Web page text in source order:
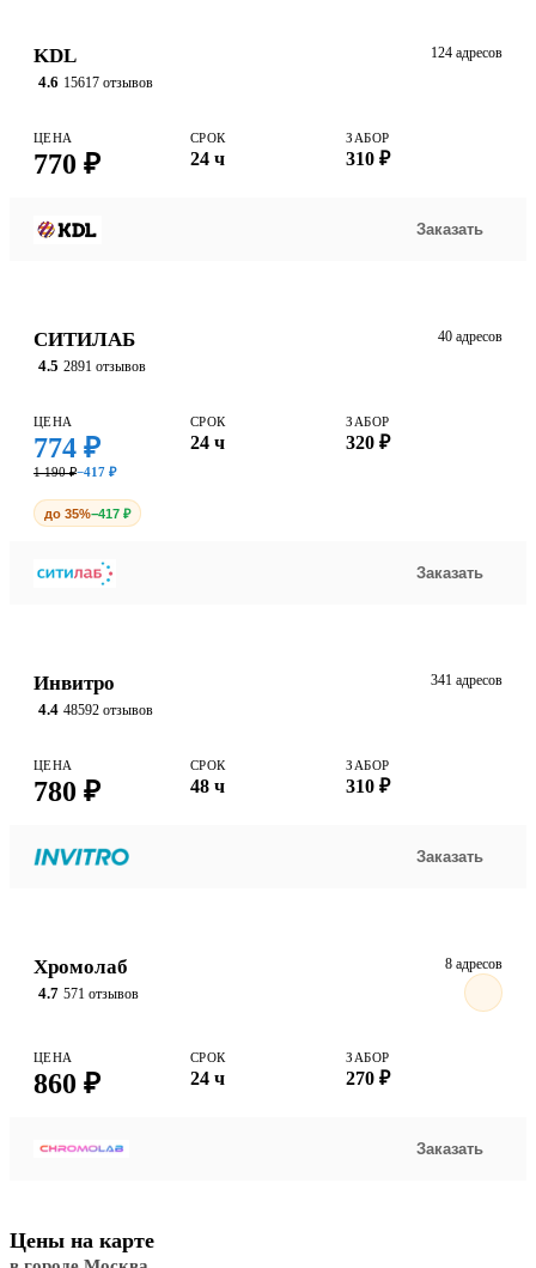
KDL
4.6 15617 отзывов
124 адресов
ЦЕНА
770 ₽
СРОК
24 ч
ЗАБОР
310 ₽
Заказать
СИТИЛАБ
4.5 2891 отзывов
40 адресов
ЦЕНА
774 ₽
1 190 ₽−417 ₽
СРОК
24 ч
ЗАБОР
320 ₽
до 35%−417 ₽
Заказать
Инвитро
4.4 48592 отзывов
341 адресов
ЦЕНА
780 ₽
СРОК
48 ч
ЗАБОР
310 ₽
Заказать
Хромолаб
4.7 571 отзывов
8 адресов
ЦЕНА
860 ₽
СРОК
24 ч
ЗАБОР
270 ₽
Заказать
Цены на карте